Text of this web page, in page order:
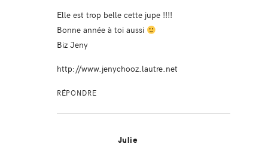
Elle est trop belle cette jupe !!!!
Bonne année à toi aussi
Biz Jeny
http://www.jenychooz.lautre.net
RÉPONDRE
Julie